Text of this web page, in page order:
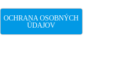
OCHRANA OSOBNÝCH
ÚDAJOV